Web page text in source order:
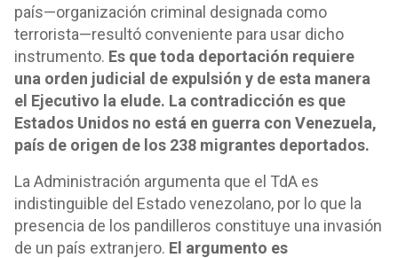
país—organización criminal designada como
terrorista—resultó conveniente para usar dicho
instrumento. Es que toda deportación requiere
una orden judicial de expulsión y de esta manera
el Ejecutivo la elude. La contradicción es que
Estados Unidos no está en guerra con Venezuela,
país de origen de los 238 migrantes deportados.
La Administración argumenta que el TdA es
indistinguible del Estado venezolano, por lo que la
presencia de los pandilleros constituye una invasión
de un país extranjero. El argumento es